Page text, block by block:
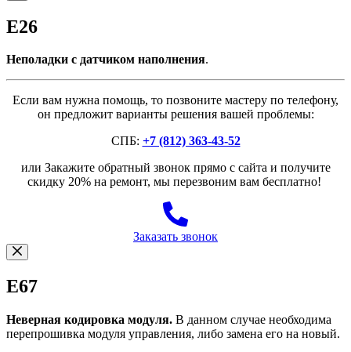
E26
Неполадки с датчиком наполнения.
Если вам нужна помощь, то позвоните мастеру по телефону,
он предложит варианты решения вашей проблемы:
СПБ: +7 (812) 363-43-52
или Закажите обратный звонок прямо с сайта и получите
скидку 20% на ремонт, мы перезвоним вам бесплатно!
Заказать звонок
E67
Неверная кодировка модуля. В данном случае необходима
перепрошивка модуля управления, либо замена его на новый.